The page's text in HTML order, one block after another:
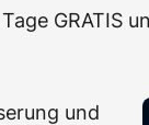
GRATIS
und